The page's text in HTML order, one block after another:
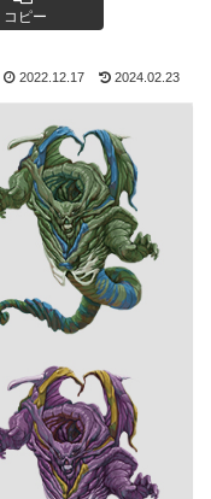
コピー
2022.12.17 2024.02.23